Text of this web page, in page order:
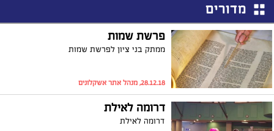
מדורים
פרשת שמות
ממתק בני ציון לפרשת שמות
28.12.18, מנהל אתר אשקלונים
דרומה לאילת
דרומה לאילת